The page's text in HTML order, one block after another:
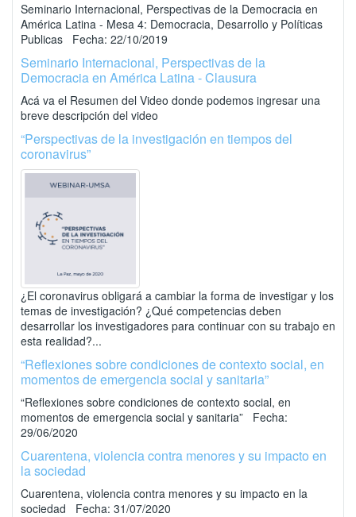
Seminario Internacional, Perspectivas de la Democracia en
América Latina - Mesa 4: Democracia, Desarrollo y Políticas
Publicas Fecha: 22/10/2019
Seminario Internacional, Perspectivas de la
Democracia en América Latina - Clausura
Acá va el Resumen del Video donde podemos ingresar una
breve descripción del video
“Perspectivas de la investigación en tiempos del
coronavirus”
¿El coronavirus obligará a cambiar la forma de investigar y los
temas de investigación? ¿Qué competencias deben
desarrollar los investigadores para continuar con su trabajo en
esta realidad?...
“Reflexiones sobre condiciones de contexto social, en
momentos de emergencia social y sanitaria”
“Reflexiones sobre condiciones de contexto social, en
momentos de emergencia social y sanitaria” Fecha:
29/06/2020
Cuarentena, violencia contra menores y su impacto en
la sociedad
Cuarentena, violencia contra menores y su impacto en la
sociedad Fecha: 31/07/2020